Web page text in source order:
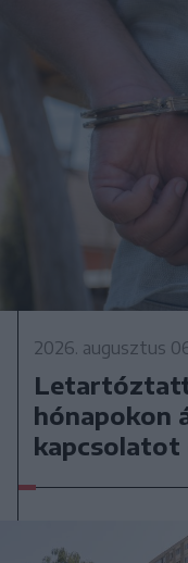
2026. augusztus
hónapokon
kapcsolatot